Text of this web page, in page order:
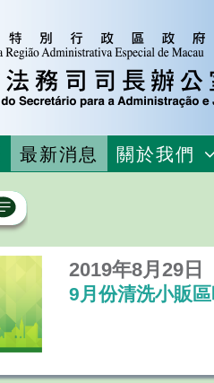
最新消息 關於我們
2019年8月29日
9月份清洗小販